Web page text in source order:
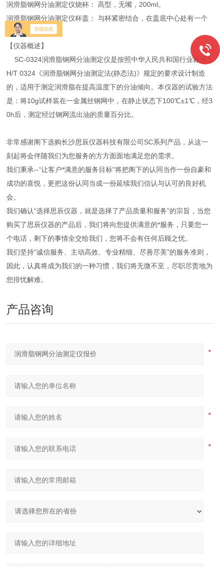
润滑脂钢网分油测定仪烧杯： 高型，无嘴，200ml。
润滑脂钢网分油测定仪杯盖： 与杯紧密结合，在盖底中心处有一个
挂钩。
【仪器概述】
SC-0324润滑脂钢网分油测定仪是按照中华人民共和国行业标准S
H/T 0324《润滑脂钢网分油测定法(静态法)》规定的要求设计制造
的，适用于测定润滑脂在提高温度下的分油倾向。本仪器的试验方法
是：将10g试样装在一金属丝钢网中，在静止状态下100℃±1℃，经3
0h后，测定经过钢网流出油的质量百分比。
非常感谢阁下选购长沙思辰仪器科技有限公司SC系列产品，从这一
刻起将会伴随我们为您服务的方方面面地满足您的需求。
我们秉承--“让客户*满意的服务目标”将把阁下的认同当作一份自豪和
成功的喜悦，更把这份认同当成一份延续我们信认与认可的良好机
会。
我们确认“选择思辰仪器，就是选择了产品质量和服务”的宗旨，当您
购买了思辰仪器的产品后，我们将向您提供满意的*服务，只要您一
个电话，剩下的事情全交给我们，您将不会有任何后顾之忧。
我们坚持“诚信服务、主动高效、专业精细、尽善尽美”的服务准则，
因此，认真将成为我们的一种习惯，我们将无微不至，尽职尽责地为
您排忧解难。
产品咨询